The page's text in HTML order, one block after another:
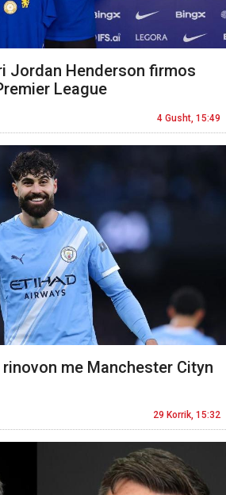
Jordan Henderson firmos
League
4 Gusht, 15:49
me Manchester Cityn
29 Korrik, 15:32